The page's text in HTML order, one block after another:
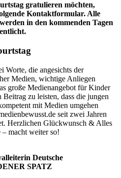
gratulieren möchten,
Kontaktformular. Alle
in den kommenden Tagen
Worte, die angesichts der
Medien, wichtige Anliegen
große Medienangebot für Kinder
zu leisten, dass die jungen
mit Medien umgehen
seit zwei Jahren
Herzlichen Glückwunsch & Alles
macht weiter so!
Deutsche
SPATZ